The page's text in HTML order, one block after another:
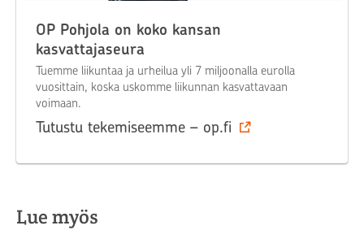
OP Pohjola on koko kansan
kasvattajaseura
Tuemme liikuntaa ja urheilua yli 7 miljoonalla eurolla
vuosittain, koska uskomme liikunnan kasvattavaan
voimaan.
Tutustu tekemiseemme – op.fi
Lue myös